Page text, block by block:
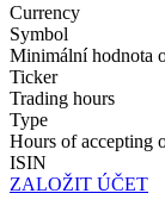
Currency
Symbol
Minimální hodnota
Ticker
Trading hours
Type
Hours of accepting
ISIN
ZALOŽIT ÚČET